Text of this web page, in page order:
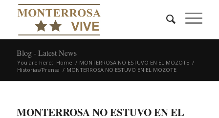
Blog - Latest News
You are here: Home / MONTERROSA NO ESTUVO EN EL MOZOTE /
Historias/Prensa / MONTERROSA NO ESTUVO EN EL MOZOTE
MONTERROSA NO ESTUVO EN EL